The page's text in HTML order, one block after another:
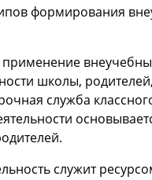
формирования
школы,
служба
служит